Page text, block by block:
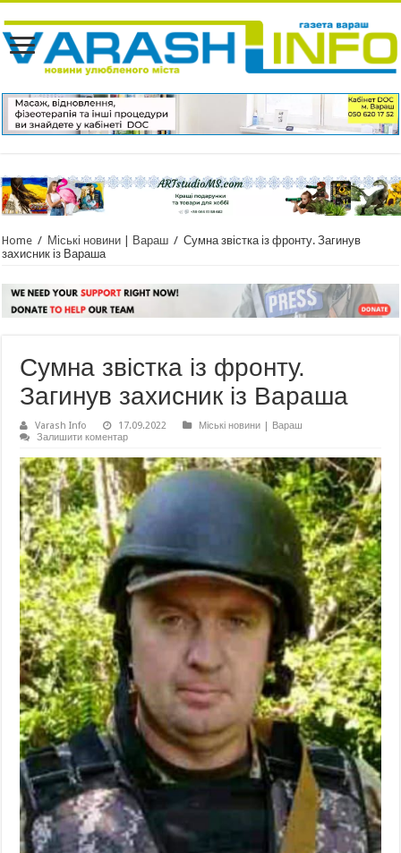
Home / Міські новини | Вараш / Сумна звістка із фронту. Загинув
захисник із Вараша
Сумна звістка із фронту.
Загинув захисник із Вараша
Varash Info 17.09.2022
Міські новини | Вараш
Залишити коментар